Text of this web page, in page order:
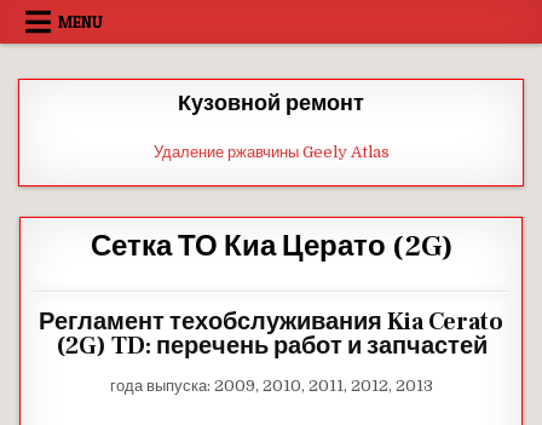
Skip
MENU
Кузовной ремонт
Удаление ржавчины Geely Atlas
Сетка ТО Киа Церато (2G)
Регламент техобслуживания Kia Cerato
(2G) TD: перечень работ и запчастей
года выпуска: 2009, 2010, 2011, 2012, 2013